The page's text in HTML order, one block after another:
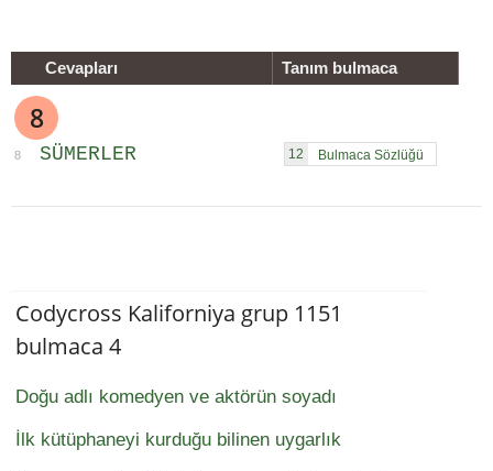
Cevapları Tanım bulmaca
8
8 SÜMERLER 12
Codycross Kaliforniya grup 1151
bulmaca 4
Doğu adlı komedyen ve aktörün soyadı
İlk kütüphaneyi kurduğu bilinen uygarlık